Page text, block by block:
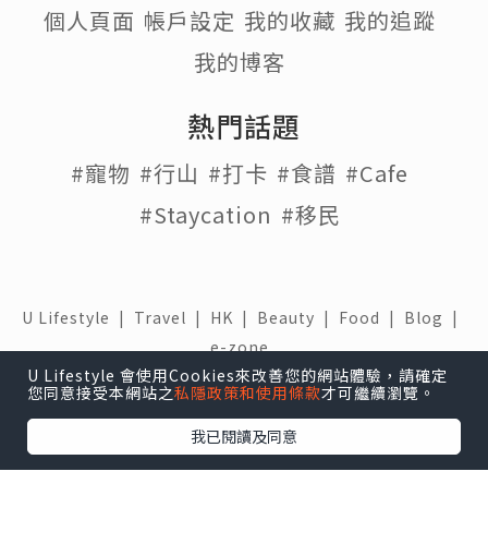
個人頁面 帳戶設定 我的收藏 我的追蹤
我的博客
熱門話題
#寵物 #行山 #打卡 #食譜 #Cafe
#Staycation #移民
U Lifestyle | Travel | HK | Beauty | Food | Blog |
e-zone
關於我們 |免責聲明 |使用條款 |私隱政策 |招聘人才 |
聯絡我們
下載 U Lifestyle應用程式
U Lifestyle 會使用Cookies來改善您的網站體驗，請確定
您同意接受本網站之私隱政策和使用條款才可繼續瀏覽。
我已閱讀及同意